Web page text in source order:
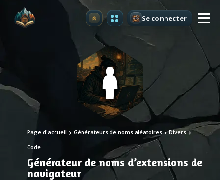
Premium Se connecter
Page d'accueil Générateurs de noms aléatoires Divers
Code
Générateur de noms d’extensions de
navigateur